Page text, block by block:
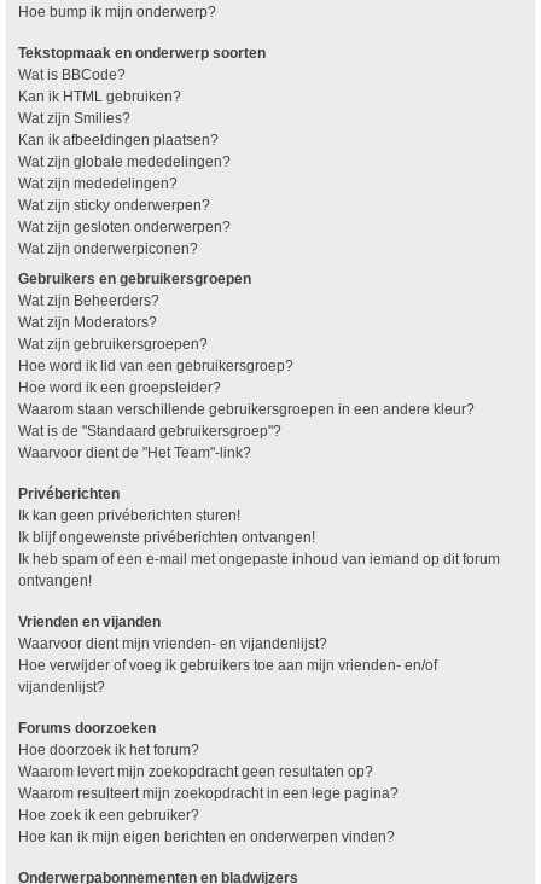
Hoe bump ik mijn onderwerp?
Tekstopmaak en onderwerp soorten
Wat is BBCode?
Kan ik HTML gebruiken?
Wat zijn Smilies?
Kan ik afbeeldingen plaatsen?
Wat zijn globale mededelingen?
Wat zijn mededelingen?
Wat zijn sticky onderwerpen?
Wat zijn gesloten onderwerpen?
Wat zijn onderwerpiconen?
Gebruikers en gebruikersgroepen
Wat zijn Beheerders?
Wat zijn Moderators?
Wat zijn gebruikersgroepen?
Hoe word ik lid van een gebruikersgroep?
Hoe word ik een groepsleider?
Waarom staan verschillende gebruikersgroepen in een andere kleur?
Wat is de "Standaard gebruikersgroep"?
Waarvoor dient de "Het Team"-link?
Privéberichten
Ik kan geen privéberichten sturen!
Ik blijf ongewenste privéberichten ontvangen!
Ik heb spam of een e-mail met ongepaste inhoud van iemand op dit forum
ontvangen!
Vrienden en vijanden
Waarvoor dient mijn vrienden- en vijandenlijst?
Hoe verwijder of voeg ik gebruikers toe aan mijn vrienden- en/of
vijandenlijst?
Forums doorzoeken
Hoe doorzoek ik het forum?
Waarom levert mijn zoekopdracht geen resultaten op?
Waarom resulteert mijn zoekopdracht in een lege pagina?
Hoe zoek ik een gebruiker?
Hoe kan ik mijn eigen berichten en onderwerpen vinden?
Onderwerpabonnementen en bladwijzers